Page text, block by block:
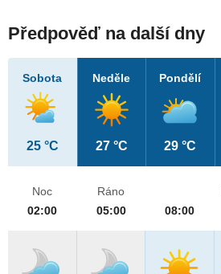
Předpověď na další dny
Sobota
25 °C
Neděle
27 °C
Pondělí
29 °C
Noc
02:00
Ráno
05:00
08:00